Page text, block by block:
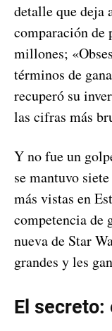
detalle que deja
comparación de
millones;
términos de
recuperó su
las cifras más
Y no fue un
se mantuvo
más vistas en
competencia de
nueva de Star
grandes y les
El secreto: